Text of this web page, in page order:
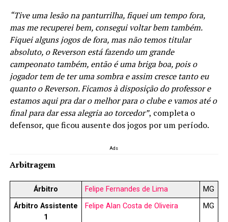
“Tive uma lesão na panturrilha, fiquei um tempo fora,
mas me recuperei bem, consegui voltar bem também.
Fiquei alguns jogos de fora, mas não temos titular
absoluto, o Reverson está fazendo um grande
campeonato também, então é uma briga boa, pois o
jogador tem de ter uma sombra e assim cresce tanto eu
quanto o Reverson. Ficamos à disposição do professor e
estamos aqui pra dar o melhor para o clube e vamos até o
final para dar essa alegria ao torcedor”, completa o
defensor, que ficou ausente dos jogos por um período.
Ads
Arbitragem
Árbitro Felipe Fernandes de Lima
MG
Árbitro Assistente
1
Felipe Alan Costa de Oliveira MG